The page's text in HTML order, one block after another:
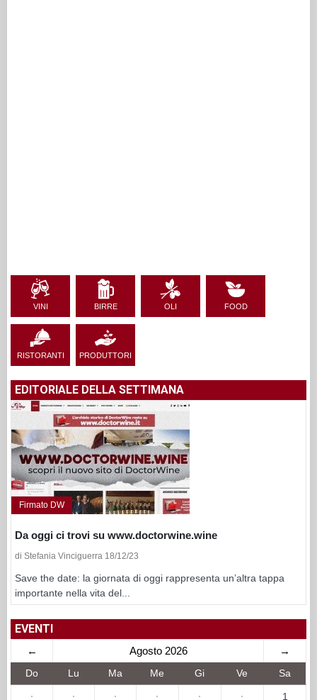
VINI BIRRE OLI FOOD
RISTORANTI PRODUTTORI
EDITORIALE DELLA SETTIMANA
Firmato DW
Da oggi ci trovi su www.doctorwine.wine
di Stefania Vinciguerra 18/12/23
Save the date: la giornata di oggi rappresenta un’altra tappa
importante nella vita del...
EVENTI
← Agosto 2026 →
Do Lu Ma Me Gi Ve Sa
· · · · · · 1